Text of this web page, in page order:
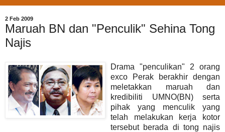
2 Feb 2009
Maruah BN dan "Penculik" Sehina Tong
Najis
Drama "penculikan" 2 orang
exco Perak berakhir dengan
meletakkan maruah dan
kredibiliti UMNO(BN) serta
pihak yang menculik yang
telah melakukan kerja kotor
tersebut berada di tong najis